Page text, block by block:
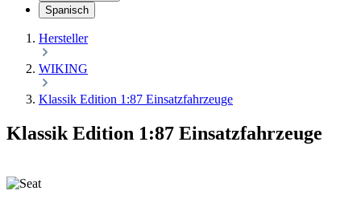
Spanisch
Hersteller
WIKING
Klassik Edition 1:87 Einsatzfahrzeuge
Klassik Edition 1:87 Einsatzfahrzeuge